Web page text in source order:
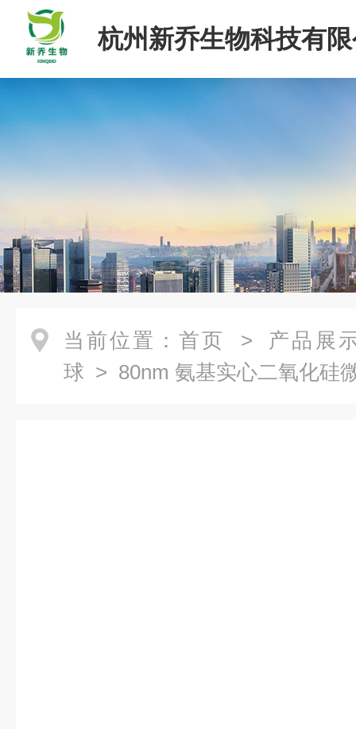
杭州新乔生物科技有
当前位置： 首页 > 产品展
球 > 80nm 氨基实心二氧化硅